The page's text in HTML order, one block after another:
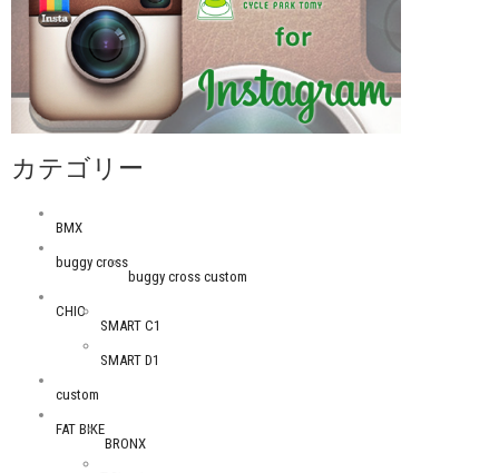
カテゴリー
BMX
buggy cross
buggy cross custom
CHIC
SMART C1
SMART D1
custom
FAT BIKE
BRONX